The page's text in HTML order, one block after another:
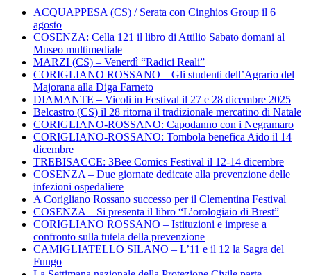
ACQUAPPESA (CS) / Serata con Cinghios Group il 6
agosto
COSENZA: Cella 121 il libro di Attilio Sabato domani al
Museo multimediale
MARZI (CS) – Venerdì “Radici Reali”
CORIGLIANO ROSSANO – Gli studenti dell’Agrario del
Majorana alla Diga Farneto
DIAMANTE – Vicoli in Festival il 27 e 28 dicembre 2025
Belcastro (CS) il 28 ritorna il tradizionale mercatino di Natale
CORIGLIANO-ROSSANO: Capodanno con i Negramaro
CORIGLIANO-ROSSANO: Tombola benefica Aido il 14
dicembre
TREBISACCE: 3Bee Comics Festival il 12-14 dicembre
COSENZA – Due giornate dedicate alla prevenzione delle
infezioni ospedaliere
A Corigliano Rossano successo per il Clementina Festival
COSENZA – Si presenta il libro “L’orologiaio di Brest”
CORIGLIANO ROSSANO – Istituzioni e imprese a
confronto sulla tutela della prevenzione
CAMIGLIATELLO SILANO – L’11 e il 12 la Sagra del
Fungo